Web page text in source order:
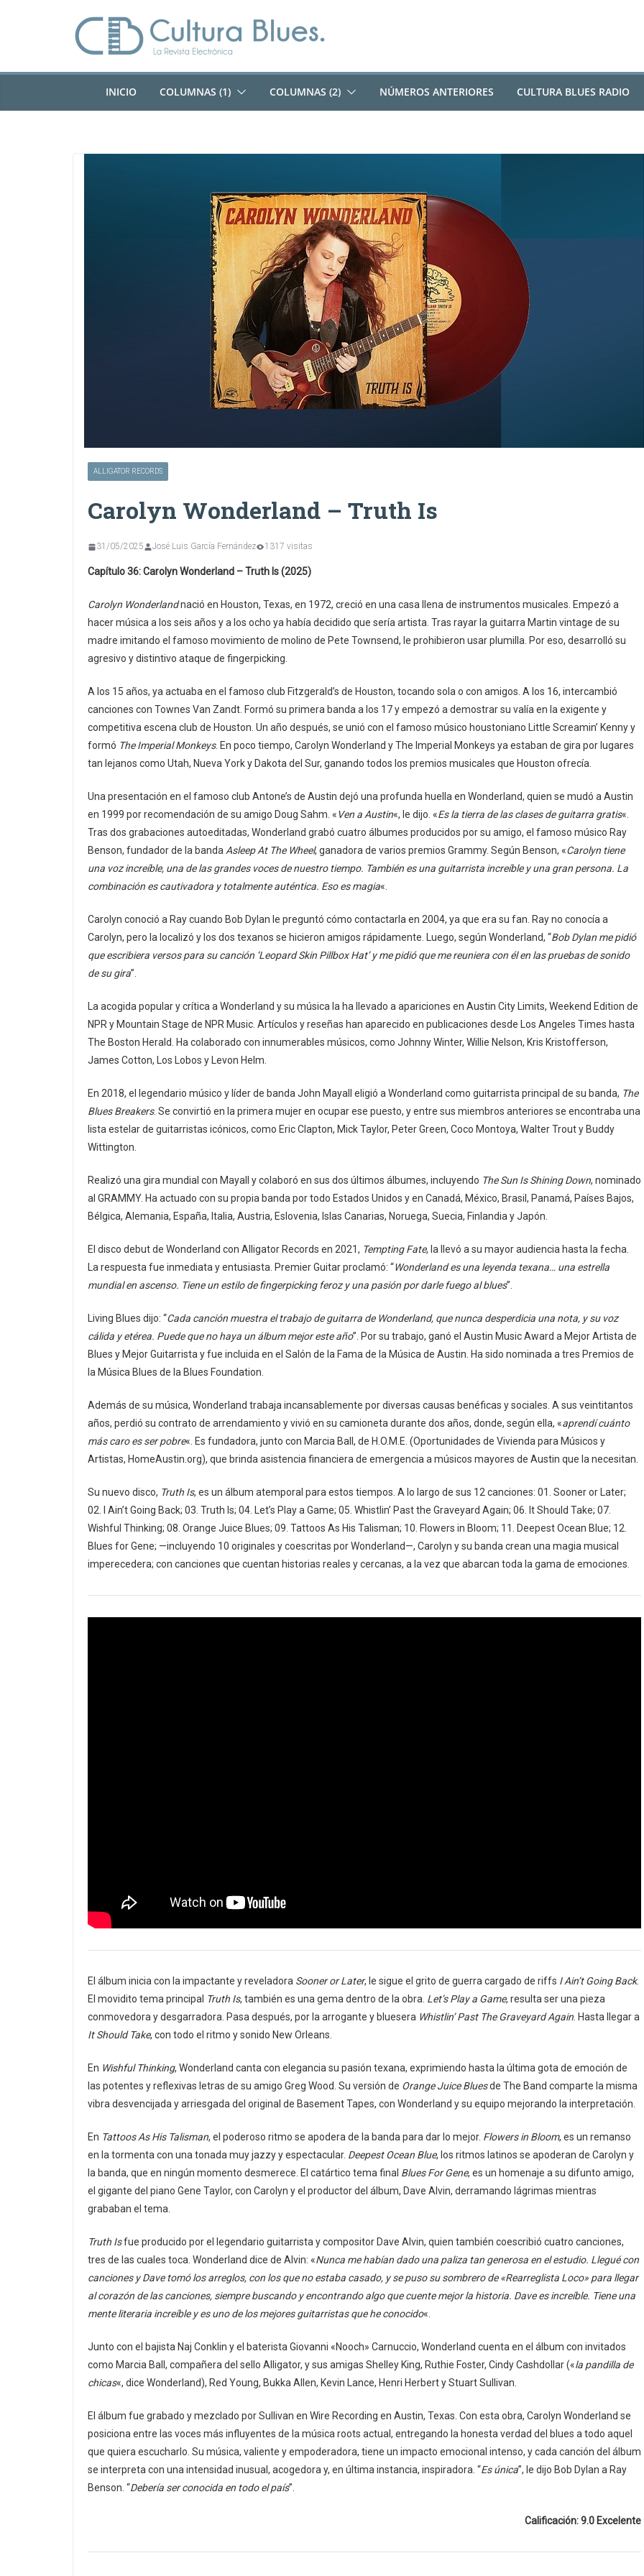
INICIO COLUMNAS (1) COLUMNAS (2) NÚMEROS ANTERIORES CULTURA BLUES RADIO
ALLIGATOR RECORDS
Carolyn Wonderland – Truth Is
31/05/2025 José Luis García Fernández 1317 visitas
Capítulo 36: Carolyn Wonderland – Truth Is (2025)
Carolyn Wonderlandnació en Houston, Texas, en 1972, creció en una casa llena de instrumentos musicales. Empezó a
hacer música a los seis años y a los ocho ya había decidido que sería artista. Tras rayar la guitarra Martin vintage de su
madre imitando el famoso movimiento de molino de Pete Townsend, le prohibieron usar plumilla. Por eso, desarrolló su
agresivo y distintivo ataque de fingerpicking.
A los 15 años, ya actuaba en el famoso club Fitzgerald’s de Houston, tocando sola o con amigos. A los 16, intercambió
canciones con Townes Van Zandt. Formó su primera banda a los 17 y empezó a demostrar su valía en la exigente y
competitiva escena club de Houston. Un año después, se unió con el famoso músico houstoniano Little Screamin’ Kenny y
formó The Imperial Monkeys. En poco tiempo, Carolyn Wonderland y The Imperial Monkeys ya estaban de gira por lugares
tan lejanos como Utah, Nueva York y Dakota del Sur, ganando todos los premios musicales que Houston ofrecía.
Una presentación en el famoso club Antone’s de Austin dejó una profunda huella en Wonderland, quien se mudó a Austin
en 1999 por recomendación de su amigo Doug Sahm. «Ven a Austin«, le dijo. «Es la tierra de las clases de guitarra gratis«.
Tras dos grabaciones autoeditadas, Wonderland grabó cuatro álbumes producidos por su amigo, el famoso músico Ray
Benson, fundador de la banda Asleep At The Wheel, ganadora de varios premios Grammy. Según Benson, «Carolyn tiene
una voz increíble, una de las grandes voces de nuestro tiempo. También es una guitarrista increíble y una gran persona. La
combinación es cautivadora y totalmente auténtica. Eso es magia«.
Carolyn conoció a Ray cuando Bob Dylan le preguntó cómo contactarla en 2004, ya que era su fan. Ray no conocía a
Carolyn, pero la localizó y los dos texanos se hicieron amigos rápidamente. Luego, según Wonderland, “Bob Dylan me pidió
que escribiera versos para su canción ‘Leopard Skin Pillbox Hat’ y me pidió que me reuniera con él en las pruebas de sonido
de su gira”.
La acogida popular y crítica a Wonderland y su música la ha llevado a apariciones en Austin City Limits, Weekend Edition de
NPR y Mountain Stage de NPR Music. Artículos y reseñas han aparecido en publicaciones desde Los Angeles Times hasta
The Boston Herald. Ha colaborado con innumerables músicos, como Johnny Winter, Willie Nelson, Kris Kristofferson,
James Cotton, Los Lobos y Levon Helm.
En 2018, el legendario músico y líder de banda John Mayall eligió a Wonderland como guitarrista principal de su banda, The
Blues Breakers. Se convirtió en la primera mujer en ocupar ese puesto, y entre sus miembros anteriores se encontraba una
lista estelar de guitarristas icónicos, como Eric Clapton, Mick Taylor, Peter Green, Coco Montoya, Walter Trout y Buddy
Wittington.
Realizó una gira mundial con Mayall y colaboró ​​en sus dos últimos álbumes, incluyendo The Sun Is Shining Down, nominado
al GRAMMY. Ha actuado con su propia banda por todo Estados Unidos y en Canadá, México, Brasil, Panamá, Países Bajos,
Bélgica, Alemania, España, Italia, Austria, Eslovenia, Islas Canarias, Noruega, Suecia, Finlandia y Japón.
El disco debut de Wonderland con Alligator Records en 2021, Tempting Fate, la llevó a su mayor audiencia hasta la fecha.
La respuesta fue inmediata y entusiasta. Premier Guitar proclamó: “Wonderland es una leyenda texana… una estrella
mundial en ascenso. Tiene un estilo de fingerpicking feroz y una pasión por darle fuego al blues”.
Living Blues dijo: “Cada canción muestra el trabajo de guitarra de Wonderland, que nunca desperdicia una nota, y su voz
cálida y etérea. Puede que no haya un álbum mejor este año”. Por su trabajo, ganó el Austin Music Award a Mejor Artista de
Blues y Mejor Guitarrista y fue incluida en el Salón de la Fama de la Música de Austin. Ha sido nominada a tres Premios de
la Música Blues de la Blues Foundation.
Además de su música, Wonderland trabaja incansablemente por diversas causas benéficas y sociales. A sus veintitantos
años, perdió su contrato de arrendamiento y vivió en su camioneta durante dos años, donde, según ella, «aprendí cuánto
más caro es ser pobre«. Es fundadora, junto con Marcia Ball, de H.O.M.E. (Oportunidades de Vivienda para Músicos y
Artistas, HomeAustin.org), que brinda asistencia financiera de emergencia a músicos mayores de Austin que la necesitan.
Su nuevo disco, Truth Is, es un álbum atemporal para estos tiempos. A lo largo de sus 12 canciones: 01. Sooner or Later;
02. I Ain’t Going Back; 03. Truth Is; 04. Let’s Play a Game; 05. Whistlin’ Past the Graveyard Again; 06. It Should Take; 07.
Wishful Thinking; 08. Orange Juice Blues; 09. Tattoos As His Talisman; 10. Flowers in Bloom; 11. Deepest Ocean Blue; 12.
Blues for Gene; —incluyendo 10 originales y coescritas por Wonderland—, Carolyn y su banda crean una magia musical
imperecedera; con canciones que cuentan historias reales y cercanas, a la vez que abarcan toda la gama de emociones.
El álbum inicia con la impactante y reveladora Sooner or Later, le sigue el grito de guerra cargado de riffs I Ain’t Going Back.
El movidito tema principal Truth Is, también es una gema dentro de la obra. Let’s Play a Game, resulta ser una pieza
conmovedora y desgarradora. Pasa después, por la arrogante y bluesera Whistlin’ Past The Graveyard Again . Hasta llegar a
It Should Take, con todo el ritmo y sonido New Orleans.
En Wishful Thinking, Wonderland canta con elegancia su pasión texana, exprimiendo hasta la última gota de emoción de
las potentes y reflexivas letras de su amigo Greg Wood. Su versión de Orange Juice Bluesde The Band comparte la misma
vibra desvencijada y arriesgada del original de Basement Tapes, con Wonderland y su equipo mejorando la interpretación.
En Tattoos As His Talisman, el poderoso ritmo se apodera de la banda para dar lo mejor. Flowers in Bloom, es un remanso
en la tormenta con una tonada muy jazzy y espectacular. Deepest Ocean Blue, los ritmos latinos se apoderan de Carolyn y
la banda, que en ningún momento desmerece. El catártico tema final Blues For Gene, es un homenaje a su difunto amigo,
el gigante del piano Gene Taylor, con Carolyn y el productor del álbum, Dave Alvin, derramando lágrimas mientras
grababan el tema.
Truth Isfue producido por el legendario guitarrista y compositor Dave Alvin, quien también coescribió cuatro canciones,
tres de las cuales toca. Wonderland dice de Alvin: «Nunca me habían dado una paliza tan generosa en el estudio. Llegué con
canciones y Dave tomó los arreglos, con los que no estaba casado, y se puso su sombrero de «Rearreglista Loco» para llegar
al corazón de las canciones, siempre buscando y encontrando algo que cuente mejor la historia. Dave es increíble. Tiene una
mente literaria increíble y es uno de los mejores guitarristas que he conocido«.
Junto con el bajista Naj Conklin y el baterista Giovanni «Nooch» Carnuccio, Wonderland cuenta en el álbum con invitados
como Marcia Ball, compañera del sello Alligator, y sus amigas Shelley King, Ruthie Foster, Cindy Cashdollar («la pandilla de
chicas«, dice Wonderland), Red Young, Bukka Allen, Kevin Lance, Henri Herbert y Stuart Sullivan.
El álbum fue grabado y mezclado por Sullivan en Wire Recording en Austin, Texas. Con esta obra, Carolyn Wonderland se
posiciona entre las voces más influyentes de la música roots actual, entregando la honesta verdad del blues a todo aquel
que quiera escucharlo. Su música, valiente y empoderadora, tiene un impacto emocional intenso, y cada canción del álbum
se interpreta con una intensidad inusual, acogedora y, en última instancia, inspiradora. “Es única”, le dijo Bob Dylan a Ray
Benson. “Debería ser conocida en todo el país”.
Calificación: 9.0 Excelente